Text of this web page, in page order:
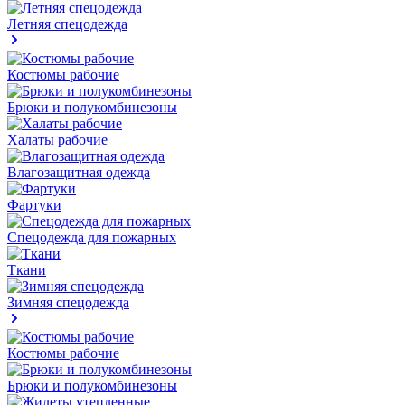
Летняя спецодежда
Костюмы рабочие
Брюки и полукомбинезоны
Халаты рабочие
Влагозащитная одежда
Фартуки
Спецодежда для пожарных
Ткани
Зимняя спецодежда
Костюмы рабочие
Брюки и полукомбинезоны